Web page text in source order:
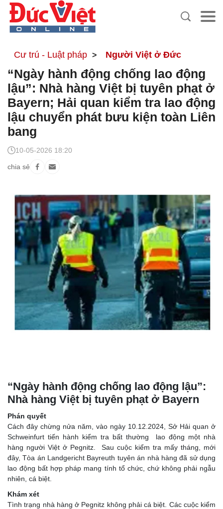
Cư trú - Luật pháp Người Việt ở Đức
“Ngày hành động chống lao động
lậu”: Nhà hàng Việt bị tuyên phạt ở
Bayern; Hải quan kiểm tra lao động
lậu chuyển phát bưu kiện toàn Liên
bang
chia sẻ
10-05-2026 18:20
“Ngày hành động chống lao động lậu”:
Nhà hàng Việt bị tuyên phạt ở Bayern
Phán quyết
Cách đây chừng nửa năm, vào ngày 10.12.2024, Sở Hải quan ở
Schweinfurt tiến hành kiểm tra bất thường lao động một nhà
hàng người Việt ở Pegnitz. Sau cuộc kiểm tra mấy tháng, mới
đây, Tòa án Landgericht Bayreuth tuyên án nhà hàng đã sử dụng
lao động bất hợp pháp mang tính tổ chức, chứ không phải ngẫu
nhiên, cá biệt.
Khám xét
Tình trạng nhà hàng ở Pegnitz không phải cá biệt. Các cuộc kiểm